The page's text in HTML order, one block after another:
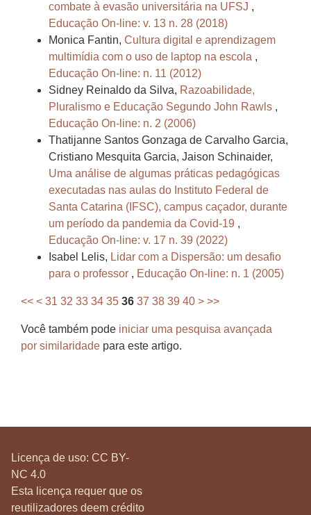
combate à evasão universitária na UFSJ ,
Educação On-line: v. 13 n. 28 (2018)
Monica Fantin, Cultura digital e aprendizagem
multimídia com o uso de laptop na escola ,
Educação On-line: n. 11 (2012)
Sidney Reinaldo da Silva, Razoabilidade,
Pluralismo e Educação Segundo John Rawls ,
Educação On-line: n. 2 (2006)
Thatijanne Santos Gonzaga de Carvalho Garcia,
Cristiano Mesquita Garcia, Jaison Schinaider,
Uma análise de algumas práticas pedagógicas
executadas nas aulas do Instituto Federal de
Santa Catarina (IFSC), campus caçador, durante
um período da pandemia da Covid-19 ,
Educação On-line: v. 17 n. 39 (2022)
Isabel Lelis, Lidar com a Dispersão: um desafio
para o professor , Educação On-line: n. 1 (2005)
<< < 31 32 33 34 35 36 37 38 39 40 > >>
Você também pode iniciar uma pesquisa avançada
por similaridade para este artigo.
Licença de uso: CC BY-
NC 4.0
Esta licença requer que os
reutilizadores deem crédito